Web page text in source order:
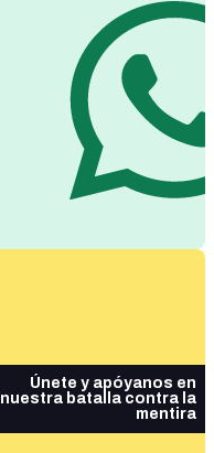
Únete y apóyanos en
nuestra batalla contra la
mentira